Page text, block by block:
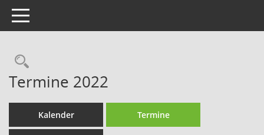
Toggle navigation
Rechercheauswahl
Termine 2022
Kalender Termine